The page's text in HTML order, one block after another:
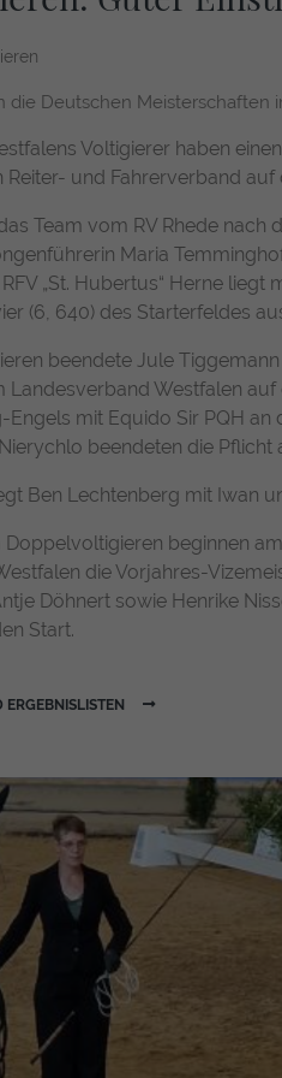
die Deutschen Meisterschaften
Voltigierer haben
und Fahrerverband
Team vom RV Rhede
Maria
„St. Hubertus“ Herne
(6, 640) des Starterfeldes
beendete Jule
Landesverband Westfalen
Engels mit Equido Sir PQH
beendeten die Pflicht
Ben Lechtenberg mit Iwan
Doppelvoltigieren beginnen
die Vorjahres-
Döhnert sowie Henrike
Start.